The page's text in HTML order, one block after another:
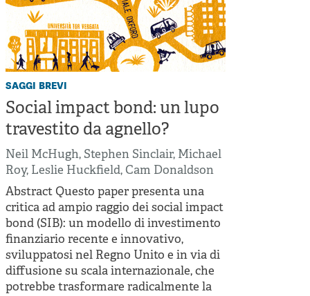
saggi brevi
Social impact bond: un lupo
travestito da agnello?
Neil McHugh, Stephen Sinclair, Michael
Roy, Leslie Huckfield,Cam Donaldson
Abstract Questo paper presenta una
critica ad ampio raggio dei social impact
bond (SIB): un modello di investimento
finanziario recente e innovativo,
sviluppatosi nel Regno Unito e in via di
diffusione su scala internazionale, che
potrebbe trasformare radicalmente la